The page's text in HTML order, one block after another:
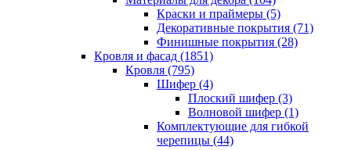
Краски и праймеры (5)
Декоративные покрытия (71)
Финишные покрытия (28)
Кровля и фасад (1851)
Кровля (795)
Шифер (4)
Плоский шифер (3)
Волновой шифер (1)
Комплектующие для гибкой
черепицы (44)